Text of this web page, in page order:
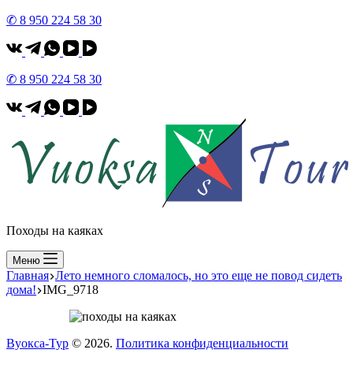
✆ 8 950 224 58 30
✆ 8 950 224 58 30
Походы на каяках
Меню
Главная Лето немного сломалось, но это еще не повод сидеть
дома! IMG_9718
Вуокса-Тур © 2026. Политика конфиденциальности